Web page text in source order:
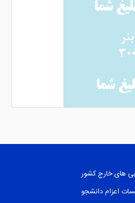
های خارج کشور
اعزام دانشجو